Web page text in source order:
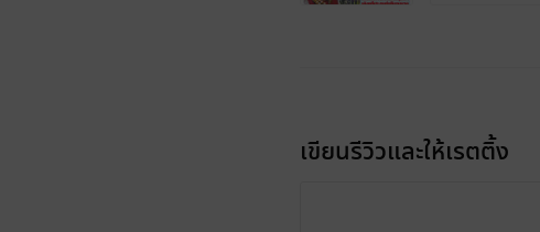
เขียนรีวิวและให้เรตติ้ง